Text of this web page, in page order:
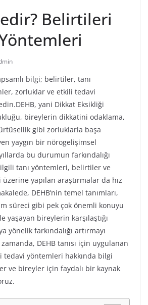
Belirtileri
bilgi; belirtiler, tanı
zorluklar ve etkili tedavi
yani Dikkat Eksikliği
bireylerin dikkatini odaklama,
gibi zorluklarla başa
yaygın bir nörogelişimsel
bu durumun farkındalığı
ilgili tanı yöntemleri, belirtiler ve
yapılan araştırmalar da hız
DEHB’nin temel tanımları,
süreci gibi pek çok önemli konuyu
yaşayan bireylerin karşılaştığı
yönelik farkındalığı artırmayı
DEHB tanısı için uygulanan
tedavi yöntemleri hakkında bilgi
ve bireyler için faydalı bir kaynak